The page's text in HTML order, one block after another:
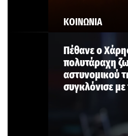
ΚΟΙΝΩΝΙΑ
Πέθανε ο
πολυτάραχη
αστυνομικού
συγκλόνισε με